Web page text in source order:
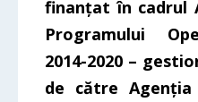
finanțat în cadrul
Programului
2014-2020 –
de către